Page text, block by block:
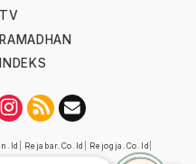
TV
RAMADHAN
INDEKS
Rejabar.co.id Rejogja.co.id